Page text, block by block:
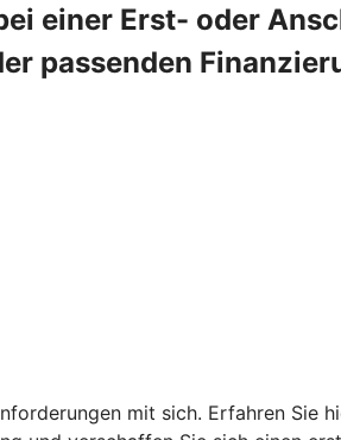
einer Erst- oder
passenden
mit sich. Erfahren Sie